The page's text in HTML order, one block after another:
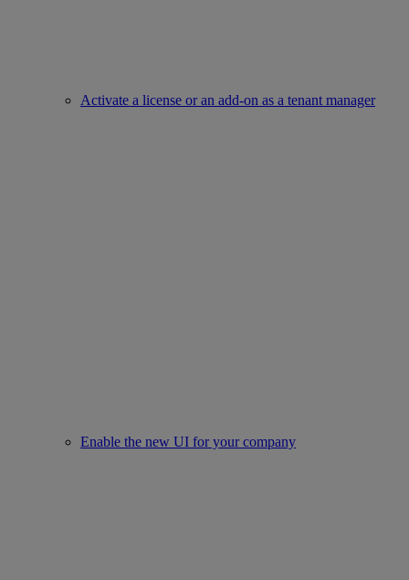
Activate a license or an add-on as a tenant manager
Enable the new UI for your company